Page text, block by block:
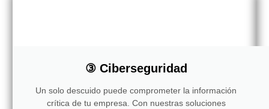
③ Ciberseguridad
Un solo descuido puede comprometer la información
crítica de tu empresa. Con nuestras soluciones